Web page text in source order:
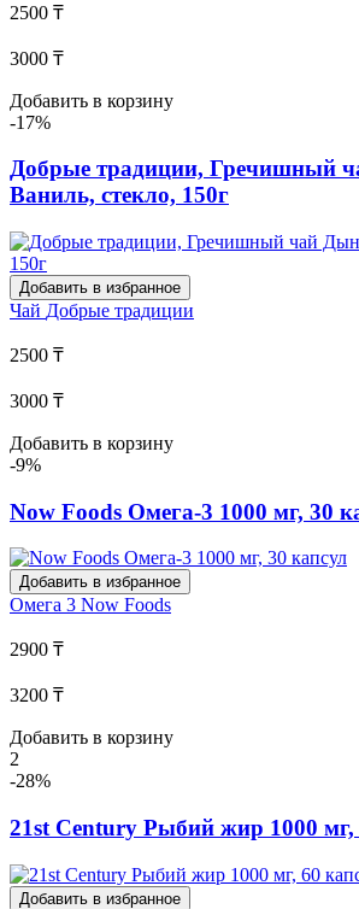
2500 ₸
3000 ₸
Добавить в корзину
-17%
Добрые традиции, Гречишный
Ваниль, стекло, 150г
Добавить в избранное
Чай Добрые традиции
2500 ₸
3000 ₸
Добавить в корзину
-9%
Now Foods Омега-3 1000 мг, 30
Добавить в избранное
Омега 3 Now Foods
2900 ₸
3200 ₸
Добавить в корзину
2
-28%
21st Century Рыбий жир 1000 мг,
Добавить в избранное